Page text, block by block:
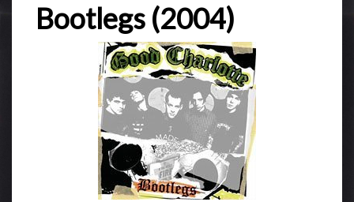
Bootlegs (2004)